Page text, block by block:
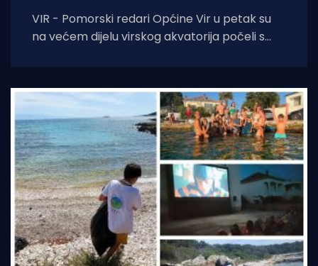
VIR - Pomorski redari Općine Vir u petak su
na većem dijelu virskog akvatorija počeli s